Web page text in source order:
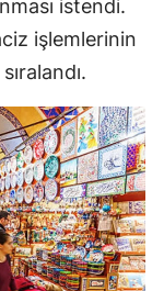
istendi.
işlemlerinin